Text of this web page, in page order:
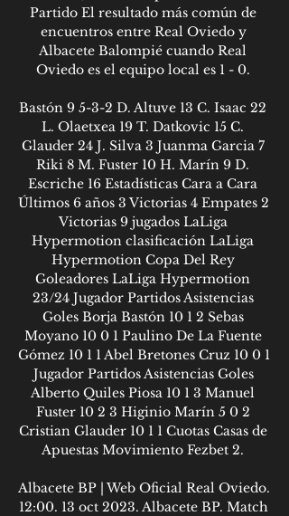
Partido El resultado más común de
encuentros entre Real Oviedo y
Albacete Balompié cuando Real
Oviedo es el equipo local es 1 - 0.
Bastón 9 5-3-2 D. Altuve 13 C. Isaac 22
L. Olaetxea 19 T. Datkovic 15 C.
Glauder 24 J. Silva 3 Juanma Garcia 7
Riki 8 M. Fuster 10 H. Marín 9 D.
Escriche 16 Estadísticas Cara a Cara
Últimos 6 años 3 Victorias 4 Empates 2
Victorias 9 jugados LaLiga
Hypermotion clasificación LaLiga
Hypermotion Copa Del Rey
Goleadores LaLiga Hypermotion
23/24 Jugador Partidos Asistencias
Goles Borja Bastón 10 1 2 Sebas
Moyano 10 0 1 Paulino De La Fuente
Gómez 10 1 1 Abel Bretones Cruz 10 0 1
Jugador Partidos Asistencias Goles
Alberto Quiles Piosa 10 1 3 Manuel
Fuster 10 2 3 Higinio Marín 5 0 2
Cristian Glauder 10 1 1 Cuotas Casas de
Apuestas Movimiento Fezbet 2.
Albacete BP | Web Oficial Real Oviedo.
12:00. 13 oct 2023. Albacete BP. Match